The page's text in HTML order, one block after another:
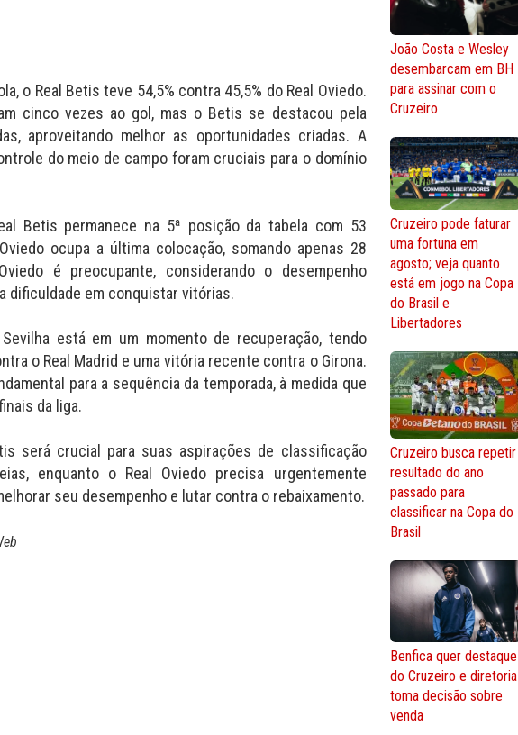
o Real Betis teve 54,5% contra 45,5% do Real Oviedo.
cinco vezes ao gol, mas o Betis se destacou pela
aproveitando melhor as oportunidades criadas. A
do meio de campo foram cruciais para o domínio
Betis permanece na 5ª posição da tabela com 53
ocupa a última colocação, somando apenas 28
é preocupante, considerando o desempenho
dificuldade em conquistar vitórias.
está em um momento de recuperação, tendo
o Real Madrid e uma vitória recente contra o Girona.
para a sequência da temporada, à medida que
da liga.
será crucial para suas aspirações de classificação
enquanto o Real Oviedo precisa urgentemente
seu desempenho e lutar contra o rebaixamento.
João Costa e Wesley
desembarcam em BH
para assinar com o
Cruzeiro
Cruzeiro pode faturar
uma fortuna em
agosto; veja quanto
está em jogo na Copa
do Brasil e
Libertadores
Cruzeiro busca repetir
resultado do ano
passado para
classificar na Copa do
Brasil
Benfica quer destaque
do Cruzeiro e diretoria
toma decisão sobre
venda